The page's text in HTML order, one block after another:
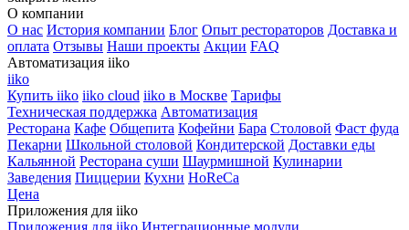
О компании
О нас История компании Блог Опыт рестораторов Доставка и
оплата Отзывы Наши проекты Акции FAQ
Автоматизация iiko
iiko
Купить iiko iiko cloud iiko в Москве Тарифы
Техническая поддержка Автоматизация
Ресторана Кафе Общепита Кофейни Бара Столовой Фаст фуда
Пекарни Школьной столовой Кондитерской Доставки еды
Кальянной Ресторана суши Шаурмишной Кулинарии
Заведения Пиццерии Кухни HoReCa
Цена
Приложения для iiko
Приложения для iiko Интеграционные модули